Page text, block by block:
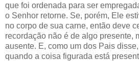
que foi ordenada para ser
o Senhor retorne. Se, porém, Ele
no corpo de sua carne, então deve
recordação não é de algo presente,
ausente. E, como um dos Pais
quando a coisa figurada está